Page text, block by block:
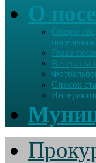
О
Общие
поселении
Глава
Ветераны
Список